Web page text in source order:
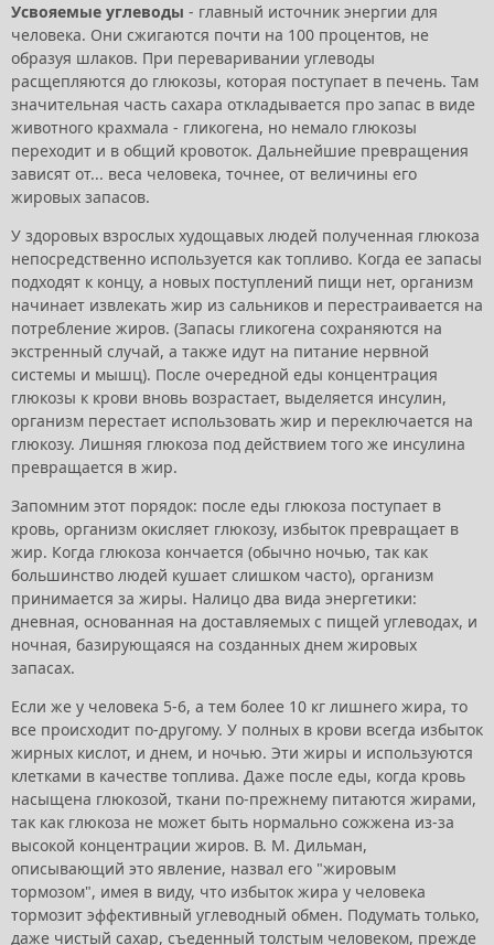
Усвояемые углеводы - главный источник энергии для
человека. Они сжигаются почти на 100 процентов, не
образуя шлаков. При переваривании углеводы
расщепляются до глюкозы, которая поступает в печень. Там
значительная часть сахара откладывается про запас в виде
животного крахмала - гликогена, но немало глюкозы
переходит и в общий кровоток. Дальнейшие превращения
зависят от... веса человека, точнее, от величины его
жировых запасов.
У здоровых взрослых худощавых людей полученная глюкоза
непосредственно используется как топливо. Когда ее запасы
подходят к концу, а новых поступлений пищи нет, организм
начинает извлекать жир из сальников и перестраивается на
потребление жиров. (Запасы гликогена сохраняются на
экстренный случай, а также идут на питание нервной
системы и мышц). После очередной еды концентрация
глюкозы к крови вновь возрастает, выделяется инсулин,
организм перестает использовать жир и переключается на
глюкозу. Лишняя глюкоза под действием того же инсулина
превращается в жир.
Запомним этот порядок: после еды глюкоза поступает в
кровь, организм окисляет глюкозу, избыток превращает в
жир. Когда глюкоза кончается (обычно ночью, так как
большинство людей кушает слишком часто), организм
принимается за жиры. Налицо два вида энергетики:
дневная, основанная на доставляемых с пищей углеводах, и
ночная, базирующаяся на созданных днем жировых
запасах.
Если же у человека 5-6, а тем более 10 кг лишнего жира, то
все происходит по-другому. У полных в крови всегда избыток
жирных кислот, и днем, и ночью. Эти жиры и используются
клетками в качестве топлива. Даже после еды, когда кровь
насыщена глюкозой, ткани по-прежнему питаются жирами,
так как глюкоза не может быть нормально сожжена из-за
высокой концентрации жиров. В. М. Дильман,
описывающий это явление, назвал его "жировым
тормозом", имея в виду, что избыток жира у человека
тормозит эффективный углеводный обмен. Подумать только,
даже чистый сахар, съеденный толстым человеком, прежде